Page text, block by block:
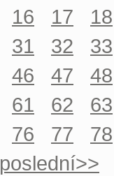
16 17
18
31 32
33
46 47
48
61 62
63
76 77
78
poslední>>